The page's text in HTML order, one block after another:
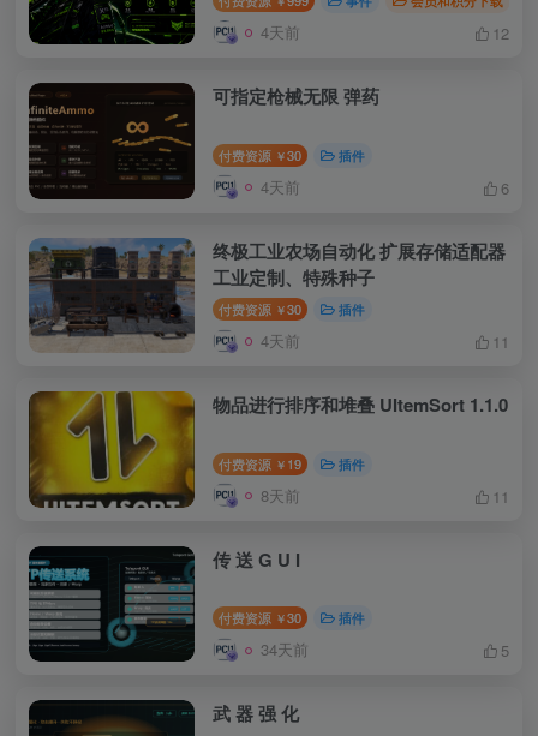
4天前 12
可指定枪械无限 弹药
付费资源 ￥30 插件
4天前 6
终极工业农场自动化 扩展存储适配器
工业定制、特殊种子
付费资源 ￥30 插件
4天前 11
物品进行排序和堆叠 UItemSort 1.1.0
付费资源 ￥ 19 插件
8天前 11
传 送 G U I
付费资源 ￥30 插件
34天前 5
武 器 强 化